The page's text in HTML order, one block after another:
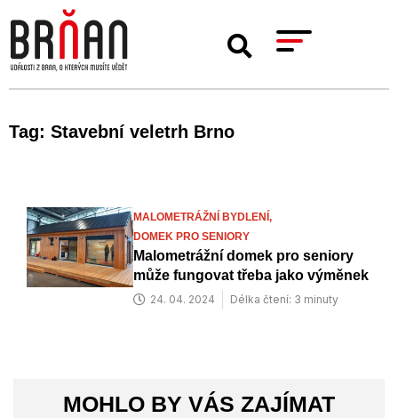
Tag: Stavební veletrh Brno
MALOMETRÁŽNÍ BYDLENÍ,
DOMEK PRO SENIORY
Malometrážní domek pro seniory
může fungovat třeba jako výměnek
24. 04. 2024 Délka čtení: 3 minuty
MOHLO BY VÁS ZAJÍMAT